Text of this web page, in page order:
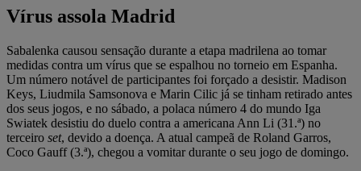
Vírus assola Madrid
Sabalenka causou sensação durante a etapa madrilena ao tomar
medidas contra um vírus que se espalhou no torneio em Espanha.
Um número notável de participantes foi forçado a desistir. Madison
Keys, Liudmila Samsonova e Marin Cilic já se tinham retirado antes
dos seus jogos, e no sábado, a polaca número 4 do mundo Iga
Swiatek desistiu do duelo contra a americana Ann Li (31.ª) no
terceiro set, devido a doença. A atual campeã de Roland Garros,
Coco Gauff (3.ª), chegou a vomitar durante o seu jogo de domingo.